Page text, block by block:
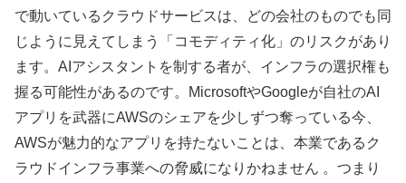
で動いているクラウドサービスは、どの会社のものでも同
じように見えてしまう「コモディティ化」のリスクがあり
ます。AIアシスタントを制する者が、インフラの選択権も
握る可能性があるのです。MicrosoftやGoogleが自社のAI
アプリを武器にAWSのシェアを少しずつ奪っている今、
AWSが魅力的なアプリを持たないことは、本業であるク
ラウドインフラ事業への脅威になりかねません 。つまり